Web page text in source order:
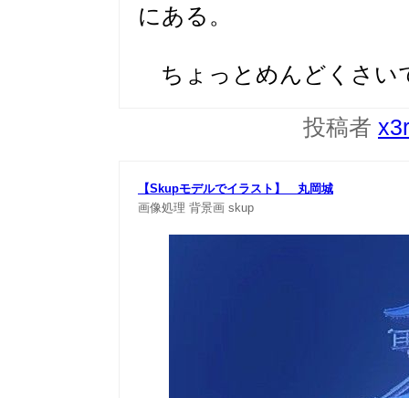
にある。
ちょっとめんどくさい
投稿者
【Skupモデルでイラスト】 丸岡城
画像処理 背景画 skup